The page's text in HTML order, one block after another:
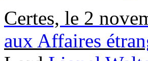
Certes, le 2
aux Affaires